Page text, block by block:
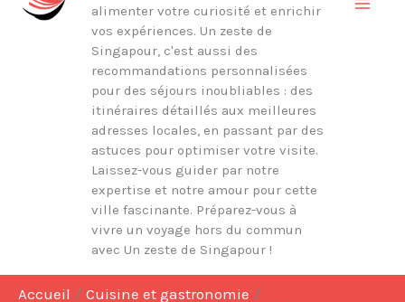
alimenter votre curiosité et enrichir
vos expériences. Un zeste de
Singapour, c'est aussi des
recommandations personnalisées
pour des séjours inoubliables : des
itinéraires détaillés aux meilleures
adresses locales, en passant par des
astuces pour optimiser votre visite.
Laissez-vous guider par notre
expertise et notre amour pour cette
ville fascinante. Préparez-vous à
vivre un voyage hors du commun
avec Un zeste de Singapour !
Accueil
Cuisine et gastronomie